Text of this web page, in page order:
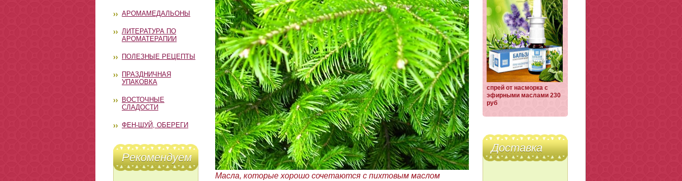
АРОМАМЕДАЛЬОНЫ
ЛИТЕРАТУРА ПО
АРОМАТЕРАПИИ
ПОЛЕЗНЫЕ РЕЦЕПТЫ
ПРАЗДНИЧНАЯ
УПАКОВКА
ВОСТОЧНЫЕ
СЛАДОСТИ
ФЕН-ШУЙ, ОБЕРЕГИ
Рекомендуем
Масла, которые хорошо сочетаются с пихтовым маслом
спрей от насморка с
эфирными маслами 230
руб
Доставка